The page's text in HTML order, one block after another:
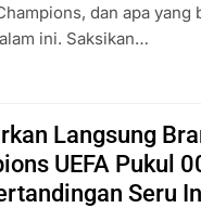
dan apa yang
ini. Saksikan…
Langsung
UEFA Pukul
Seru